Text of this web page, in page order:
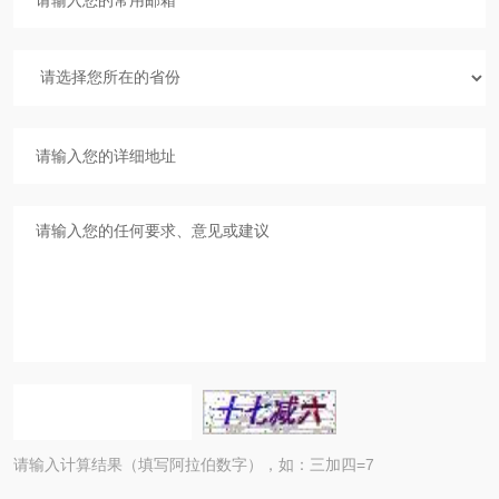
请输入计算结果（填写阿拉伯数字），如：三加四=7